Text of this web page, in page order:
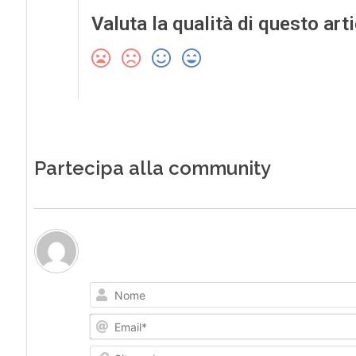
Valuta la qualità di questo
Partecipa alla community